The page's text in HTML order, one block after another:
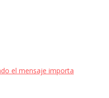
el mensaje importa